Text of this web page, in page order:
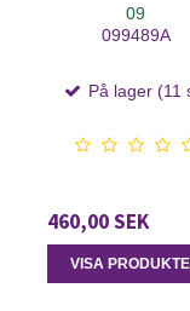
09
099489A
På lager (11
460,00 SEK
VISA